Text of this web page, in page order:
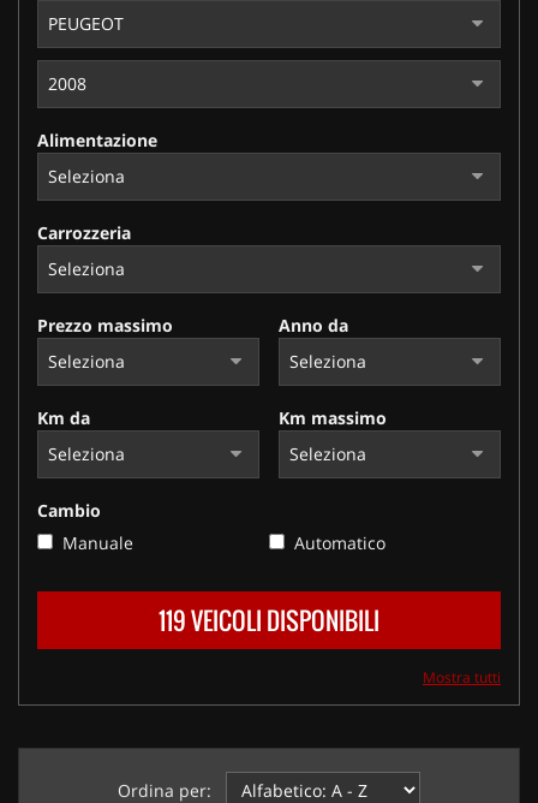
NOLEGGIO LUNGO TERMINE
NOLEGGIO BREVE TERMINE
CONTATTI
Alimentazione
Carrozzeria
Prezzo massimo Anno da
Km da Km massimo
Cambio
Manuale
Automatico
119 VEICOLI DISPONIBILI
Mostra tutti
Ordina per: